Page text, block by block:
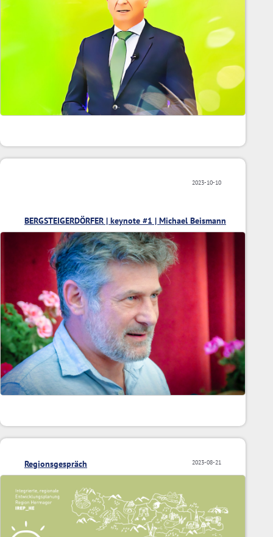
2023-10-10
BERGSTEIGERDÖRFER | keynote #1 | Michael Beismann
2023-08-21
Regionsgespräch